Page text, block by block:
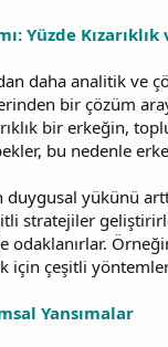
Yüzde
daha analitik ve
bir çözüm
bir erkeğin,
bu nedenle
duygusal yükünü
stratejiler
odaklanırlar.
için çeşitli
Yansımalar